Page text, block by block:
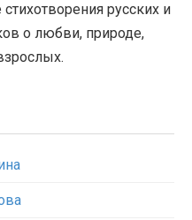
русских и
о любви, природе,